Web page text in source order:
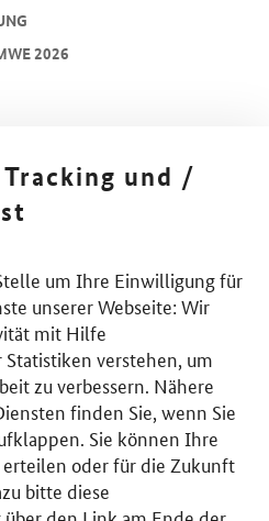
2026
und /
um Ihre Einwilligung für
unserer Webseite: Wir
mit Hilfe
verstehen, um
zu verbessern. Nähere
finden Sie, wenn Sie
Sie können Ihre
oder für die Zukunft
bitte diese